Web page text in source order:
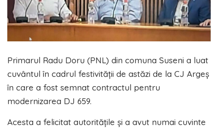
Primarul Radu Doru (PNL) din comuna Suseni a luat
cuvântul în cadrul festivității de astăzi de la CJ Argeș
în care a fost semnat contractul pentru
modernizarea DJ 659.
Acesta a felicitat autoritățile și a avut numai cuvinte